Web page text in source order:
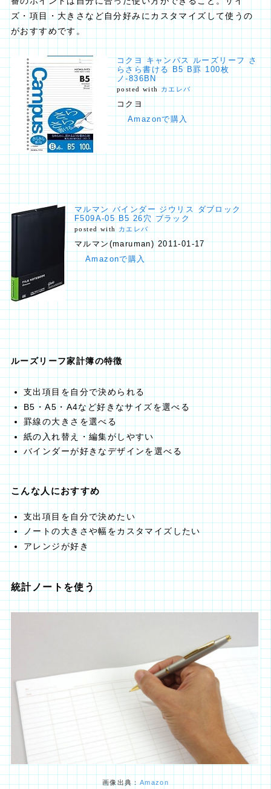
ズ・項目・大きさなど自分好みにカスタマイズして使うの
がおすすめです。
コクヨ キャンパス ルーズリーフ さ
らさら書ける B5 B罫 100枚
ノ-836BN
posted withカエレバ
コクヨ
Amazonで購入
マルマン バインダー ジウリス ダブロック
F509A-05 B5 26穴 ブラック
posted with カエレバ
マルマン(maruman) 2011-01-17
Amazonで購入
ルーズリーフ家計簿の特徴
支出項目を自分で決められる
B5・A5・A4など好きなサイズを選べる
罫線の大きさを選べる
紙の入れ替え・編集がしやすい
バインダーが好きなデザインを選べる
こんな人におすすめ
支出項目を自分で決めたい
ノートの大きさや幅をカスタマイズしたい
アレンジが好き
統計ノートを使う
画像出典： Amazon